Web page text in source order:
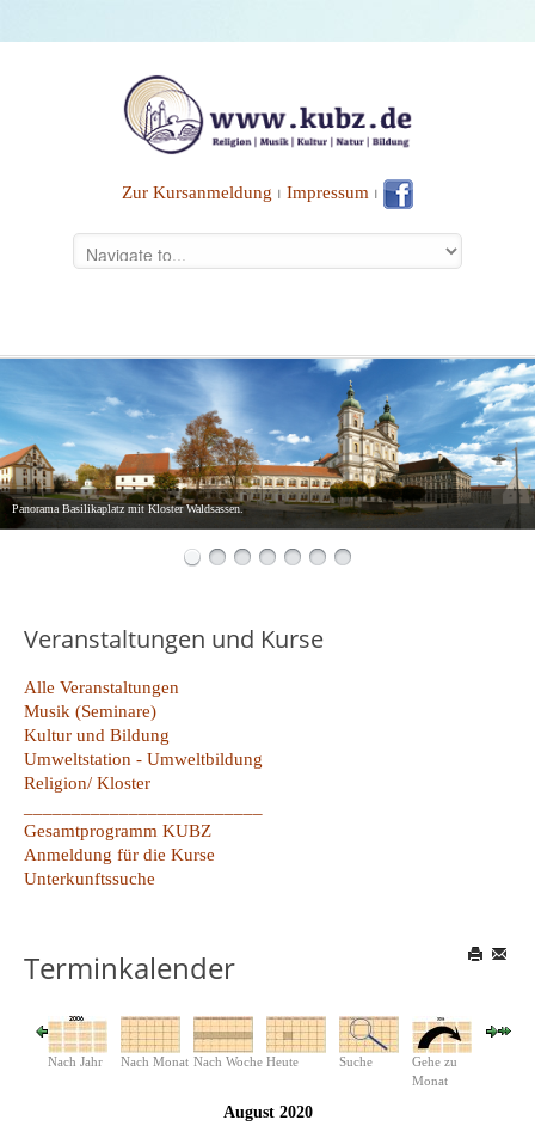
Zur Kursanmeldung ⏐ Impressum ⏐
Panorama Basilikaplatz mit Kloster Waldsassen.
Veranstaltungen und Kurse
Alle Veranstaltungen
Musik (Seminare)
Kultur und Bildung
Umweltstation - Umweltbildung
Religion/ Kloster
Gesamtprogramm KUBZ
Anmeldung für die Kurse
Unterkunftssuche
Terminkalender
Nach Jahr Nach Monat Nach Woche Heute Suche
Gehe zu
Monat
August 2020